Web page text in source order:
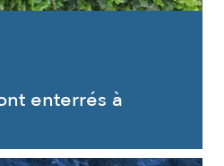
enterrés à